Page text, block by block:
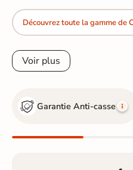
Découvrez toute la gamme de
Voir plus
Garantie Anti-casse